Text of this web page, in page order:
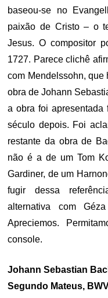
baseou-se no
paixão de Cristo – o
Jesus. O compositor
1727. Parece clichê
com Mendelssohn, que
obra de Johann
a obra foi
século depois. Foi
restante da obra de
não é a de um Tom
Gardiner, de um
fugir dessa
alternativa com
Apreciemos.
console.
Johann Sebastian
Segundo Mateus,